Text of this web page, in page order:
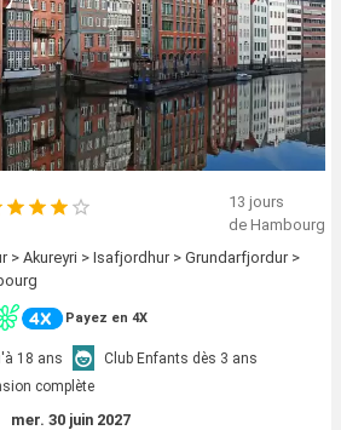
Rechercher
13 jours
de Hambourg
> Akureyri > Isafjordhur > Grundarfjordur >
Payez en 4X
18 ans
Club Enfants dès 3 ans
complète
mer. 30 juin 2027